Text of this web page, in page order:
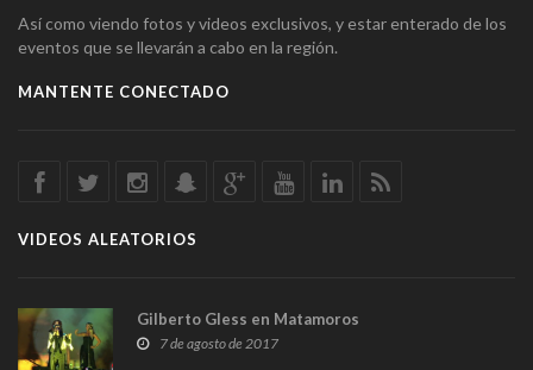
Así como viendo fotos y videos exclusivos, y estar enterado de los
eventos que se llevarán a cabo en la región.
MANTENTE CONECTADO
VIDEOS ALEATORIOS
Gilberto Gless en Matamoros
7 de agosto de 2017